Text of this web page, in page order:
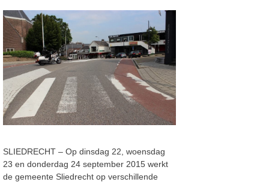
SLIEDRECHT – Op dinsdag 22, woensdag
23 en donderdag 24 september 2015 werkt
de gemeente Sliedrecht op verschillende